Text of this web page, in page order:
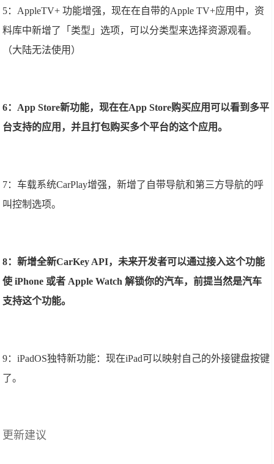
5：AppleTV+ 功能增强，现在在自带的Apple TV+应用中，资
料库中新增了「类型」选项，可以分类型来选择资源观看。
（大陆无法使用）
6：App Store新功能，现在在App Store购买应用可以看到多平
台支持的应用，并且打包购买多个平台的这个应用。
7：车载系统CarPlay增强，新增了自带导航和第三方导航的呼
叫控制选项。
8：新增全新CarKey API，未来开发者可以通过接入这个功能
使 iPhone 或者 Apple Watch 解锁你的汽车，前提当然是汽车
支持这个功能。
9：iPadOS独特新功能：现在iPad可以映射自己的外接键盘按键
了。
更新建议